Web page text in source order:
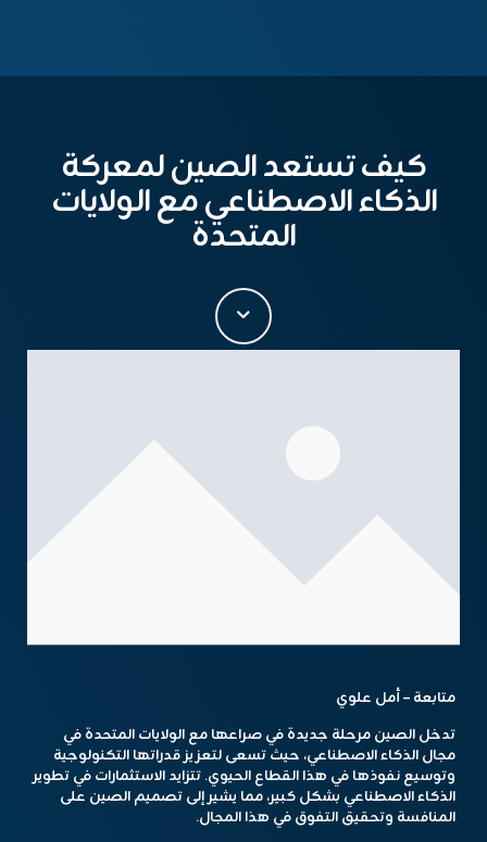
كيف تستعد الصين لمعركة
الذكاء الاصطناعي مع الولايات
المتحدة
متابعة – أمل علوي
تدخل الصين مرحلة جديدة في صراعها مع الولايات المتحدة في
مجال الذكاء الاصطناعي، حيث تسعى لتعزيز قدراتها التكنولوجية
وتوسيع نفوذها في هذا القطاع الحيوي. تتزايد الاستثمارات في تطوير
الذكاء الاصطناعي بشكل كبير، مما يشير إلى تصميم الصين على
المنافسة وتحقيق التفوق في هذا المجال.